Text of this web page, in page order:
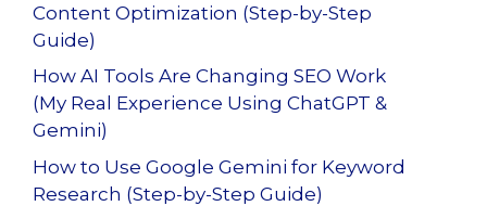
Content Optimization (Step-by-Step
Guide)
How AI Tools Are Changing SEO Work
(My Real Experience Using ChatGPT &
Gemini)
How to Use Google Gemini for Keyword
Research (Step-by-Step Guide)